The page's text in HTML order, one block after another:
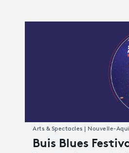
Buis Blues
Arts & Spectacles | Nouvelle-